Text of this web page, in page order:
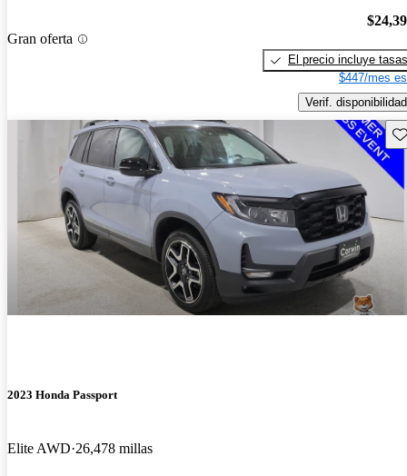
Gran oferta
El precio incluye tasas
$447/mes
Verif. disponibilidad
2023 Honda Passport
Elite AWD 26,478 millas